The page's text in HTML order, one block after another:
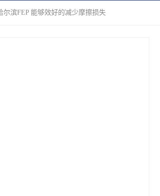
尔滨FEP 能够效好的减少摩擦损失